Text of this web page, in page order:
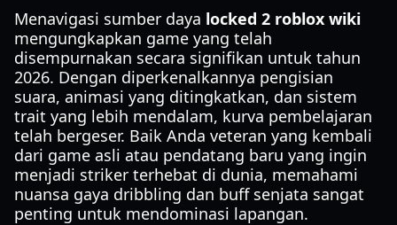
Menavigasi sumber daya locked 2 roblox wiki
mengungkapkan game yang telah
disempurnakan secara signifikan untuk tahun
2026. Dengan diperkenalkannya pengisian
suara, animasi yang ditingkatkan, dan sistem
trait yang lebih mendalam, kurva pembelajaran
telah bergeser. Baik Anda veteran yang kembali
dari game asli atau pendatang baru yang ingin
menjadi striker terhebat di dunia, memahami
nuansa gaya dribbling dan buff senjata sangat
penting untuk mendominasi lapangan.